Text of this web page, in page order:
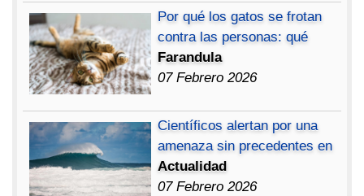
Por qué los gatos se frotan
contra las personas: qué
Farandula
07 Febrero 2026
Científicos alertan por una
amenaza sin precedentes en
Actualidad
07 Febrero 2026